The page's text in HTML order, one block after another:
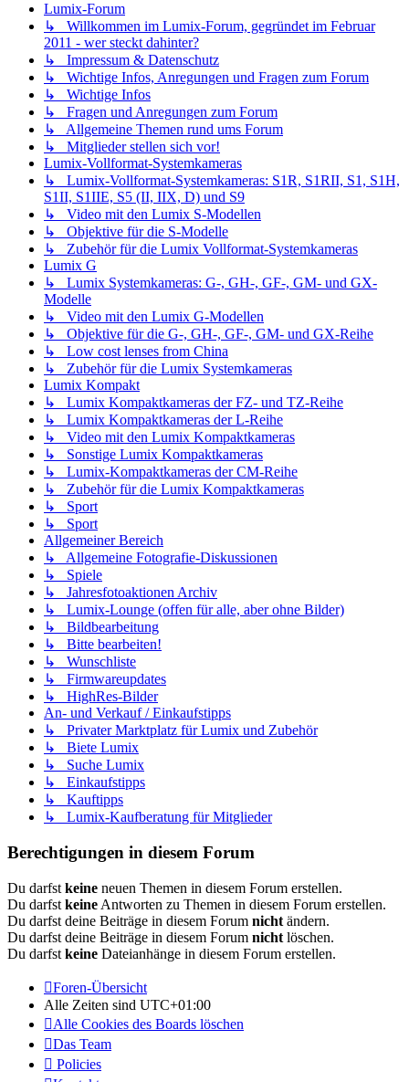
Lumix-Forum
↳ Willkommen im Lumix-Forum, gegründet im Februar
2011 - wer steckt dahinter?
↳ Impressum & Datenschutz
↳ Wichtige Infos, Anregungen und Fragen zum Forum
↳ Wichtige Infos
↳ Fragen und Anregungen zum Forum
↳ Allgemeine Themen rund ums Forum
↳ Mitglieder stellen sich vor!
Lumix-Vollformat-Systemkameras
↳ Lumix-Vollformat-Systemkameras: S1R, S1RII, S1, S1H,
S1II, S1IIE, S5 (II, IIX, D) und S9
↳ Video mit den Lumix S-Modellen
↳ Objektive für die S-Modelle
↳ Zubehör für die Lumix Vollformat-Systemkameras
Lumix G
↳ Lumix Systemkameras: G-, GH-, GF-, GM- und GX-
Modelle
↳ Video mit den Lumix G-Modellen
↳ Objektive für die G-, GH-, GF-, GM- und GX-Reihe
↳ Low cost lenses from China
↳ Zubehör für die Lumix Systemkameras
Lumix Kompakt
↳ Lumix Kompaktkameras der FZ- und TZ-Reihe
↳ Lumix Kompaktkameras der L-Reihe
↳ Video mit den Lumix Kompaktkameras
↳ Sonstige Lumix Kompaktkameras
↳ Lumix-Kompaktkameras der CM-Reihe
↳ Zubehör für die Lumix Kompaktkameras
↳ Sport
↳ Sport
Allgemeiner Bereich
↳ Allgemeine Fotografie-Diskussionen
↳ Spiele
↳ Jahresfotoaktionen Archiv
↳ Lumix-Lounge (offen für alle, aber ohne Bilder)
↳ Bildbearbeitung
↳ Bitte bearbeiten!
↳ Wunschliste
↳ Firmwareupdates
↳ HighRes-Bilder
An- und Verkauf / Einkaufstipps
↳ Privater Marktplatz für Lumix und Zubehör
↳ Biete Lumix
↳ Suche Lumix
↳ Einkaufstipps
↳ Kauftipps
↳ Lumix-Kaufberatung für Mitglieder
Berechtigungen in diesem Forum
Du darfst keine neuen Themen in diesem Forum erstellen.
Du darfst keine Antworten zu Themen in diesem Forum erstellen.
Du darfst deine Beiträge in diesem Forum nicht ändern.
Du darfst deine Beiträge in diesem Forum nicht löschen.
Du darfst keine Dateianhänge in diesem Forum erstellen.
Foren-Übersicht
Alle Zeiten sind UTC+01:00
Alle Cookies des Boards löschen
Das Team
Policies